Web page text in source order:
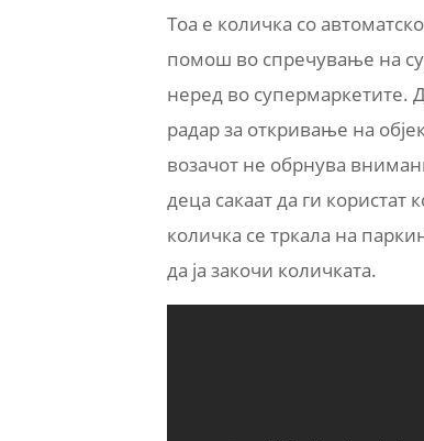
Тоа е количка со
помош во спречување на
неред во супермаркетите.
радар за откривање на
возачот не обрнува
деца сакаат да ги
количка се тркала на
да ја закочи количката.